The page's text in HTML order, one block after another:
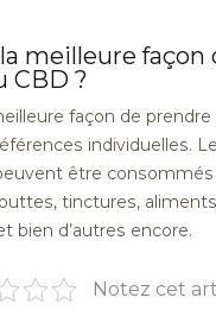
meilleure façon
CBD ?
façon de prendre
individuelles.
être
tinctures,
bien d’autres encore.
Notez cet